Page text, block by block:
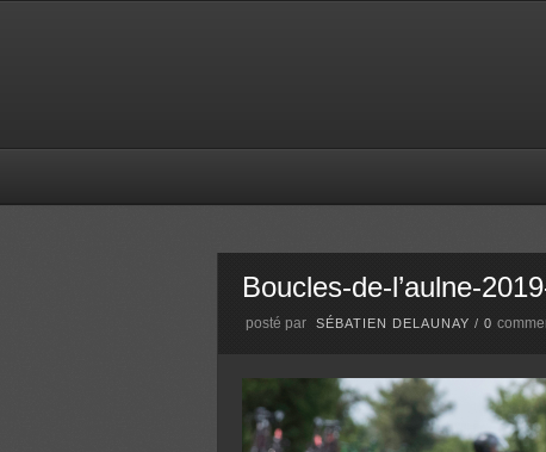
Boucles-de-l’aulne-
posté par SÉBATIEN DELAUNAY / 0